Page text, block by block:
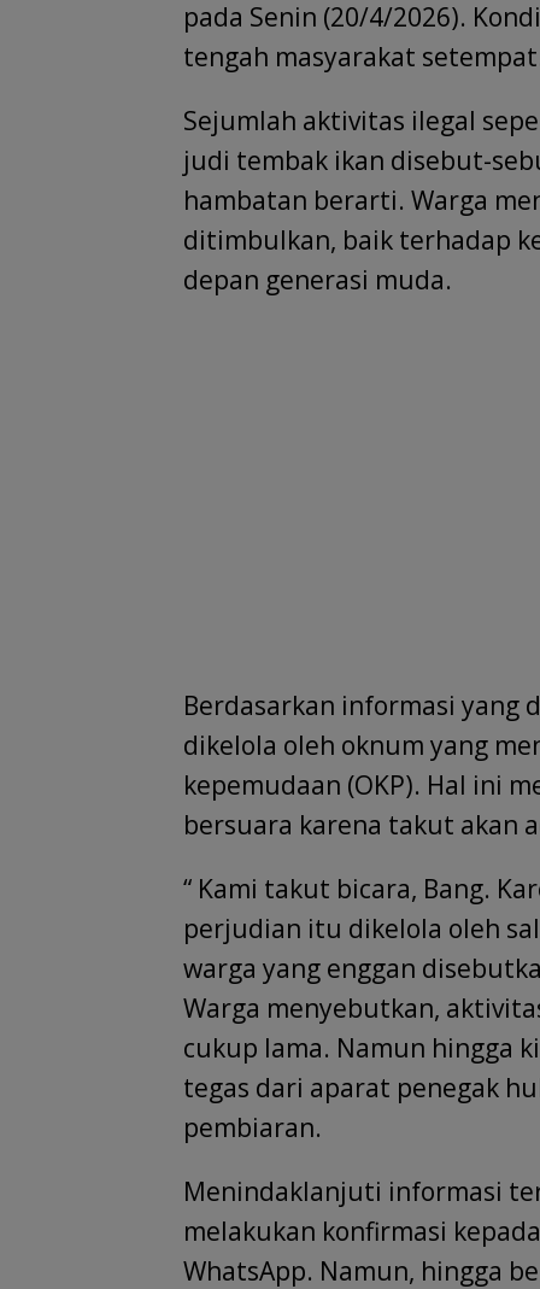
o
k
p
p
n m s
pada Senin (20/4/2026).
tengah masyarakat
Sejumlah aktivitas ilegal
judi tembak ikan disebut-
hambatan berarti. Warga
ditimbulkan, baik terhadap
depan generasi muda.
Berdasarkan informasi
dikelola oleh oknum yang
kepemudaan (OKP). Hal ini
bersuara karena takut akan
“ Kami takut bicara, Bang.
perjudian itu dikelola oleh
warga yang enggan
Warga menyebutkan,
cukup lama. Namun hingga
tegas dari aparat penegak
pembiaran.
Menindaklanjuti informasi
melakukan konfirmasi
WhatsApp. Namun, hingga